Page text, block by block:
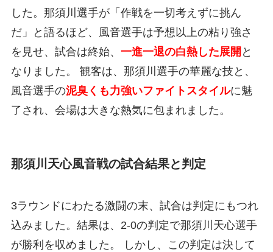
した。那須川選手が「作戦を一切考えずに挑ん
だ」と語るほど、風音選手は予想以上の粘り強さ
を見せ、試合は終始、 一進一退の白熱した展開 と
なりました。 観客は、那須川選手の華麗な技と、
風音選手の泥臭くも力強いファイトスタイルに魅
了され、会場は大きな熱気に包まれました。
那須川天心風音戦の試合結果と判定
3ラウンドにわたる激闘の末、試合は判定にもつれ
込みました。結果は、2-0の判定で那須川天心選手
が勝利を収めました。 しかし、この判定は決して